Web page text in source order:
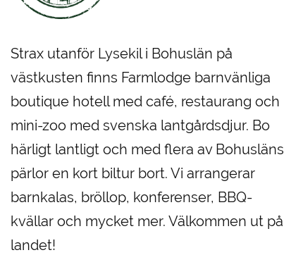
Strax utanför Lysekil i Bohuslän på
västkusten finns Farmlodge barnvänliga
boutique hotell med café, restaurang och
mini-zoo med svenska lantgårdsdjur. Bo
härligt lantligt och med flera av Bohusläns
pärlor en kort biltur bort. Vi arrangerar
barnkalas, bröllop, konferenser, BBQ-
kvällar och mycket mer. Välkommen ut på
landet!